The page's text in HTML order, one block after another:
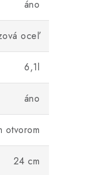
áno
oceľ
6,1l
áno
otvorom
24 cm